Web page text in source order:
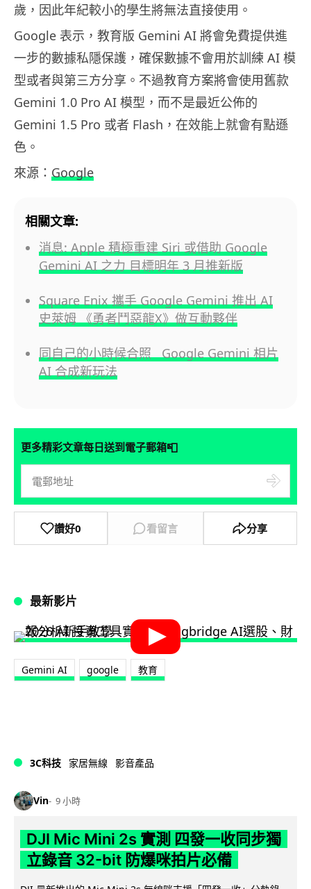
歲，因此年紀較小的學生將無法直接使用。
Google 表示，教育版 Gemini AI 將會免費提供進
一步的數據私隱保護，確保數據不會用於訓練 AI 模
型或者與第三方分享。不過教育方案將會使用舊款
Gemini 1.0 Pro AI 模型，而不是最近公佈的
Gemini 1.5 Pro 或者 Flash，在效能上就會有點遜
色。
來源： Google
相關文章:
消息: Apple 積極重建 Siri 或借助 Google
Gemini AI 之力 目標明年 3 月推新版
Square Enix 攜手 Google Gemini 推出 AI
史萊姆 《勇者鬥惡龍X》做互動夥伴
同自己的小時候合照 Google Gemini 相片
AI 合成新玩法
更多精彩文章每日送到電子郵箱📮
讚好0 看留言 分享
最新影片
Gemini AI google 教育
3C科技 家居無線 影音產品
Vin 9 小時
DJI Mic Mini 2s 實測 四發一收同步獨
立錄音 32-bit 防爆咪拍片必備